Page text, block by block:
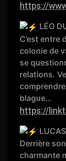
https://
LÉO
C’est entre
colonie de
se
relations.
blague…
https://
Derrière
charmante